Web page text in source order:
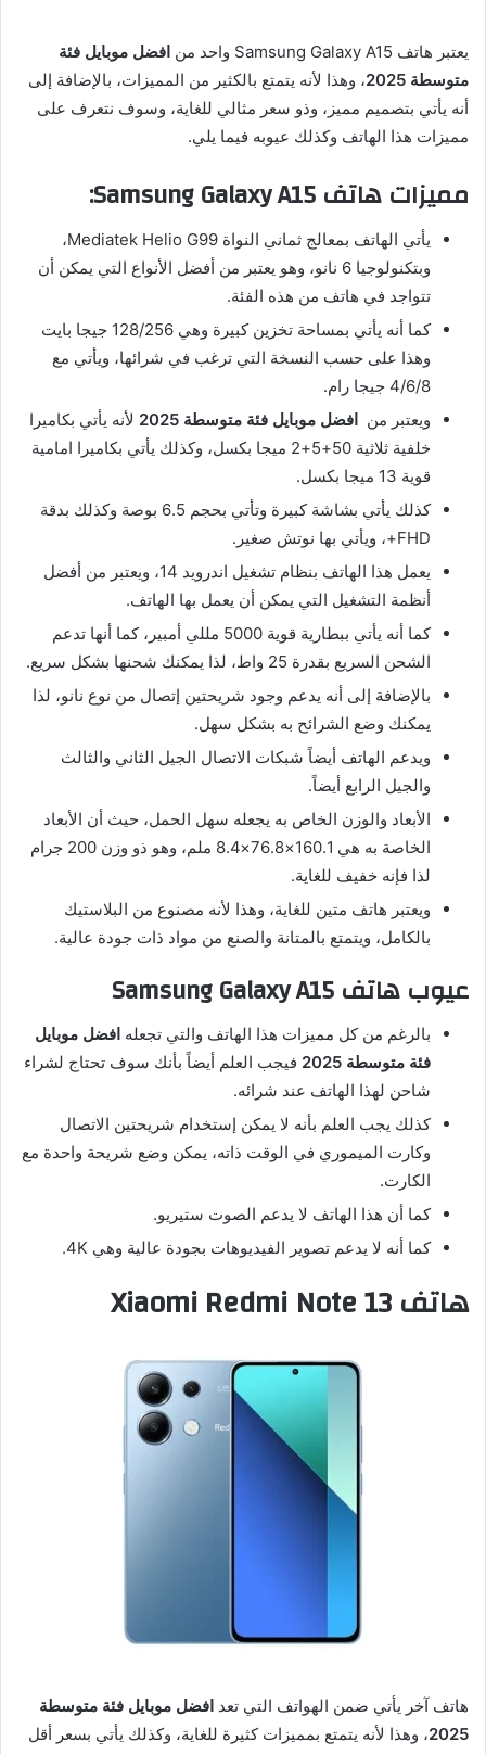
يعتبر هاتف Samsung Galaxy A15 واحد من
افضل موبايل فئة
متوسطة 2025
، وهذا لأنه يتمتع بالكثير من المميزات، بالإضافة إلى
أنه يأتي بتصميم مميز، وذو سعر مثالي للغاية، وسوف نتعرف على
مميزات هذا الهاتف وكذلك عيوبه فيما يلي.
مميزات هاتف Samsung Galaxy A15:
يأتي الهاتف بمعالج ثماني النواة Mediatek Helio G99،
وبتكنولوجيا 6 نانو، وهو يعتبر من أفضل الأنواع التي يمكن أن
تتواجد في هاتف من هذه الفئة.
كما أنه يأتي بمساحة تخزين كبيرة وهي 128/256 جيجا بايت
وهذا على حسب النسخة التي ترغب في شرائها، ويأتي مع
4/6/8 جيجا رام.
ويعتبر من افضل موبايل فئة متوسطة 2025
لأنه يأتي بكاميرا
خلفية ثلاثية 50+5+2 ميجا بكسل، وكذلك يأتي بكاميرا امامية
قوية 13 ميجا بكسل.
كذلك يأتي بشاشة كبيرة وتأتي بحجم 6.5 بوصة وكذلك بدقة
FHD+، ويأتي بها نوتش صغير.
يعمل هذا الهاتف بنظام تشغيل اندرويد 14، ويعتبر من أفضل
أنظمة التشغيل التي يمكن أن يعمل بها الهاتف.
كما أنه يأتي ببطارية قوية 5000 مللي أمبير، كما أنها تدعم
الشحن السريع بقدرة 25 واط، لذا يمكنك شحنها بشكل سريع.
بالإضافة إلى أنه يدعم وجود شريحتين إتصال من نوع نانو، لذا
يمكنك وضع الشرائح به بشكل سهل.
ويدعم الهاتف أيضاً شبكات الاتصال الجيل الثاني والثالث
والجيل الرابع أيضاً.
الأبعاد والوزن الخاص به يجعله سهل الحمل، حيث أن الأبعاد
الخاصة به هي 160.1×76.8×8.4 ملم، وهو ذو وزن 200 جرام
لذا فإنه خفيف للغاية.
ويعتبر هاتف متين للغاية، وهذا لأنه مصنوع من البلاستيك
بالكامل، ويتمتع بالمتانة والصنع من مواد ذات جودة عالية.
عيوب هاتف Samsung Galaxy A15
بالرغم من كل مميزات هذا الهاتف والتي تجعله افضل موبايل
فئة متوسطة 2025
فيجب العلم أيضاً بأنك سوف تحتاج لشراء
شاحن لهذا الهاتف عند شرائه.
كذلك يجب العلم بأنه لا يمكن إستخدام شريحتين الاتصال
وكارت الميموري في الوقت ذاته، يمكن وضع شريحة واحدة مع
الكارت.
كما أن هذا الهاتف لا يدعم الصوت ستيريو.
كما أنه لا يدعم تصوير الفيديوهات بجودة عالية وهي 4K.
هاتف Xiaomi Redmi Note 13
هاتف آخر يأتي ضمن الهواتف التي تعد افضل موبايل فئة متوسطة
2025، وهذا لأنه يتمتع بمميزات كثيرة للغاية، وكذلك يأتي بسعر أقل